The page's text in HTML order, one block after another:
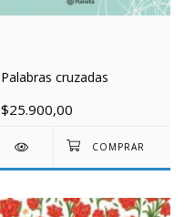
Palabras cruzadas
$25.900,00